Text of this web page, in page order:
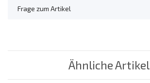
Frage zum Artikel
Ähnliche Artikel